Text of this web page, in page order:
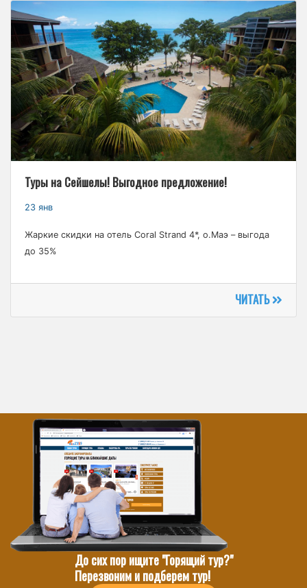
Туры на Сейшелы! Выгодное предложение!
23 янв
Жаркие скидки на отель Coral Strand 4*, о.Маэ – выгода
до 35%
ЧИТАТЬ
До сих пор ищите "Горящий тур?"
Перезвоним и подберем тур!